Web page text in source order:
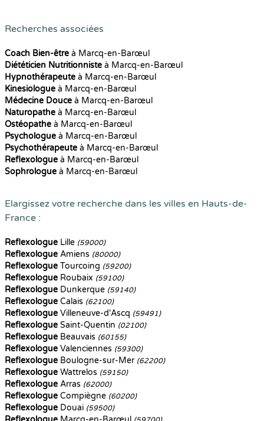
Recherches associées
Coach Bien-être à Marcq-en-Barœul
Diététicien Nutritionniste à Marcq-en-Barœul
Hypnothérapeute à Marcq-en-Barœul
Kinesiologue à Marcq-en-Barœul
Médecine Douce à Marcq-en-Barœul
Naturopathe à Marcq-en-Barœul
Ostéopathe à Marcq-en-Barœul
Psychologue à Marcq-en-Barœul
Psychothérapeute à Marcq-en-Barœul
Reflexologue à Marcq-en-Barœul
Sophrologue à Marcq-en-Barœul
Elargissez votre recherche dans les villes en Hauts-de-
France :
Reflexologue Lille (59000)
Reflexologue Amiens (80000)
Reflexologue Tourcoing (59200)
Reflexologue Roubaix (59100)
Reflexologue Dunkerque (59140)
Reflexologue Calais (62100)
Reflexologue Villeneuve-d'Ascq (59491)
Reflexologue Saint-Quentin (02100)
Reflexologue Beauvais (60155)
Reflexologue Valenciennes (59300)
Reflexologue Boulogne-sur-Mer (62200)
Reflexologue Wattrelos (59150)
Reflexologue Arras (62000)
Reflexologue Compiègne (60200)
Reflexologue Douai (59500)